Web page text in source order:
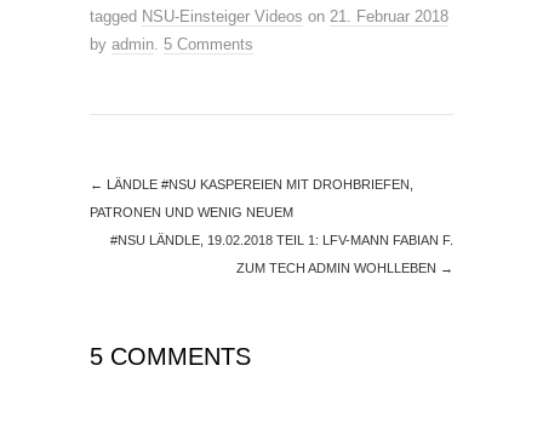
tagged NSU-Einsteiger Videos on 21. Februar 2018
by admin. 5 Comments
←
LÄNDLE #NSU KASPEREIEN MIT DROHBRIEFEN,
PATRONEN UND WENIG NEUEM
#NSU LÄNDLE, 19.02.2018 TEIL 1: LFV-MANN FABIAN F.
ZUM TECH ADMIN WOHLLEBEN →
5 COMMENTS